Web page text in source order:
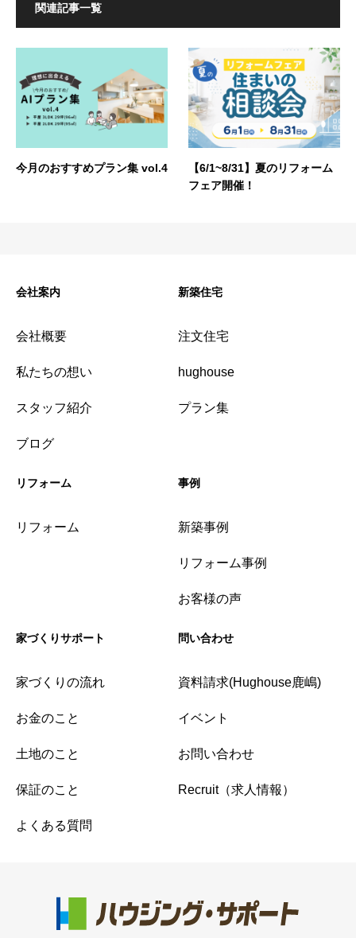
関連記事一覧
今月のおすすめプラン集 vol.4
【6/1~8/31】夏のリフォーム
フェア開催！
会社案内
会社概要
私たちの想い
スタッフ紹介
ブログ
新築住宅
注文住宅
hughouse
プラン集
リフォーム
リフォーム
事例
新築事例
リフォーム事例
お客様の声
家づくりサポート
家づくりの流れ
お金のこと
土地のこと
保証のこと
よくある質問
問い合わせ
資料請求(Hughouse鹿嶋)
イベント
お問い合わせ
Recruit（求人情報）